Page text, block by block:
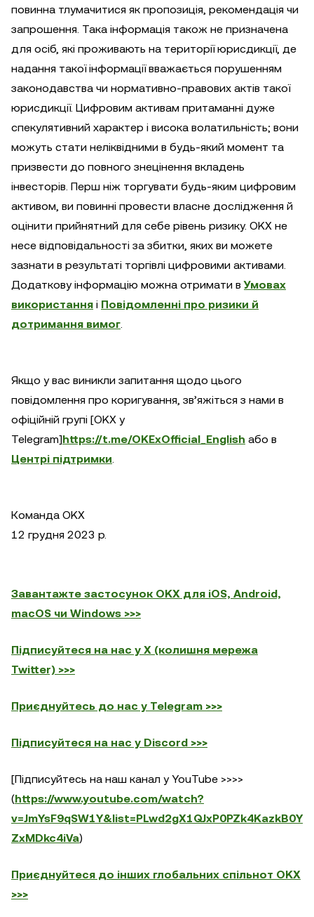
повинна тлумачитися як пропозиція, рекомендація чи
запрошення. Така інформація також не призначена
для осіб, які проживають на території юрисдикції, де
надання такої інформації вважається порушенням
законодавства чи нормативно-правових актів такої
юрисдикції. Цифровим активам притаманні дуже
спекулятивний характер і висока волатильність; вони
можуть стати неліквідними в будь-який момент та
призвести до повного знецінення вкладень
інвесторів. Перш ніж торгувати будь-яким цифровим
активом, ви повинні провести власне дослідження й
оцінити прийнятний для себе рівень ризику. OKX не
несе відповідальності за збитки, яких ви можете
зазнати в результаті торгівлі цифровими активами.
Додаткову інформацію можна отримати вУмовах
використання і Повідомленні про ризики й
дотримання вимог.
Якщо у вас виникли запитання щодо цього
повідомлення про коригування, зв’яжіться з нами в
офіційній групі [OKX у
Telegram]https://t.me/OKExOfficial_English або в
Центрі підтримки.
Команда OKX
12 грудня 2023 р.
Завантажте застосунок OKX для iOS, Android,
macOS чи Windows >>>
Підписуйтеся на нас у X (колишня мережа
Twitter) >>>
Приєднуйтесь до нас у Telegram >>>
Підписуйтеся на нас у Discord >>>
[Підписуйтесь на наш канал у YouTube >>>>
(https://www.youtube.com/watch?
v=JmYsF9qSW1Y&list=PLwd2gX1QJxP0PZk4KazkB0Y
ZxMDkc4iVa)
Приєднуйтеся до інших глобальних спільнот OKX
>>>